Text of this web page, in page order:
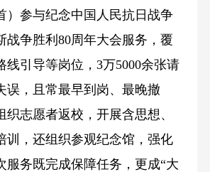
）参与纪念中国人民抗日战争
战争胜利80周年大会服务，覆
线引导等岗位，3万5000余张请
误，且常最早到岗、最晚撤
织志愿者返校，开展含思想、
训，还组织参观纪念馆，强化
服务既完成保障任务，更成“大